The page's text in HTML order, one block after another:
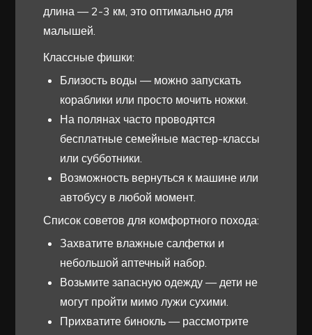
длина — 2-3 км, это оптимально для
малышей.
Классные фишки:
Близость воды — можно запускать
кораблики или просто мочить ножки.
На полянах часто проводятся
бесплатные семейные мастер-классы
или субботники.
Возможность вернуться к машине или
автобусу в любой момент.
Список советов для комфортного похода:
Захватите влажные салфетки и
небольшой аптечный набор.
Возьмите запасную одежду — дети не
могут пройти мимо лужи сухими.
Прихватите бинокль — рассмотрите